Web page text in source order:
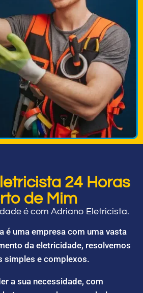
24 Horas
de Mim
é com Adriano Eletricista.
é uma empresa com uma vasta
da eletricidade, resolvemos
simples e complexos.
a sua necessidade, com